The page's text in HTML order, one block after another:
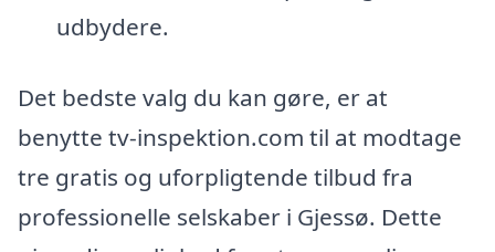
udbydere.
Det bedste valg du kan gøre, er at
benytte tv-inspektion.com til at modtage
tre gratis og uforpligtende tilbud fra
professionelle selskaber i Gjessø. Dette